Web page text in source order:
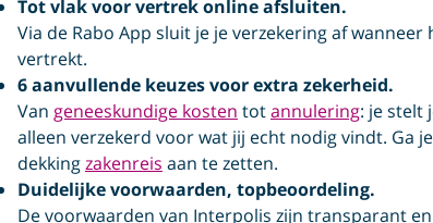
Tot vlak voor vertrek online afsluiten.
Via de Rabo App sluit je je verzekering af
vertrekt.
6 aanvullende keuzes voor extra zekerheid.
Van geneeskundige kosten totannulering: je stelt
alleen verzekerd voor wat jij echt nodig vindt. Ga
dekkingzakenreis aan te zetten.
Duidelijke voorwaarden, topbeoordeling.
De voorwaarden van Interpolis zijn transparant